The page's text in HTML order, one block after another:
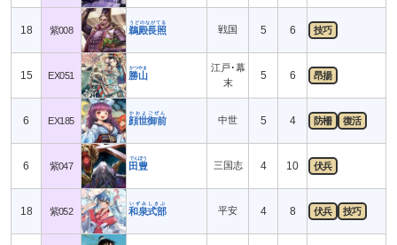
18 紫008 鵜殿長照
うどのながてる
戦国 5 6 技巧
15 EX051 勝山
かつやま
江戸･幕
末
5 6 昂揚
6 EX185 顔世御前
かおよごぜん
中世 5 4 防柵 復活
6 紫047 田豊
でんぽう
三国志 4 10 伏兵
18 紫052 和泉式部
いずみしきぶ
平安 4 8 伏兵 技巧